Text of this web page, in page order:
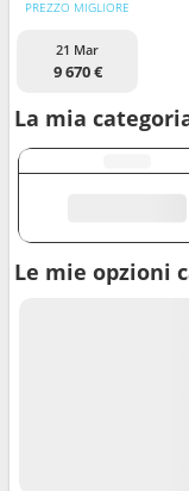
PREZZO MIGLIORE
21 Mar
9 670 €
La mia
Le mie opzioni
Porti